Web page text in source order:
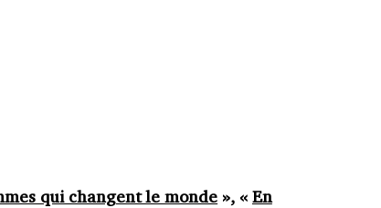
qui changent le monde », « En